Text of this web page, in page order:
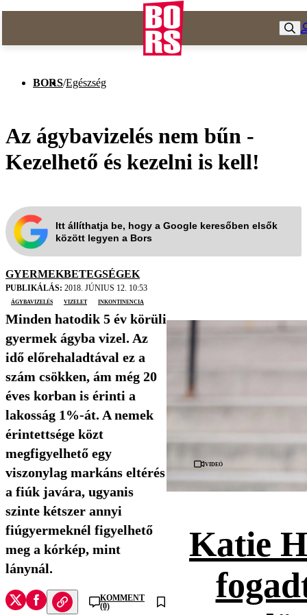
BORS/Egészség
Az ágybavizelés nem bűn -
Kezelhető és kezelni is kell!
Itt állíthatja be, hogy a Google keresőben elsők
között legyen a Bors
GYERMEKBETEGSÉGEK
PUBLIKÁLÁS: 2018. JÚNIUS 12. 10:53
ágybavizelés
vizelet inkontinencia
Minden hatodik 5 év körüli
gyermek ágyba vizel. Az
idő előrehaladtával ez a
szám csökken, ám még 20
éves korban is érinti a
lakosság 1%-át. A nemek
érintettsége közt
megfigyelhető egy
viszonylag markáns eltérés
a fiúk javára, ugyanis
szinte kétszer annyi
fiúgyermeknél figyelhető
meg a kórkép, mint
lánynál.
KOMMENT
(0)
Videó
Katie